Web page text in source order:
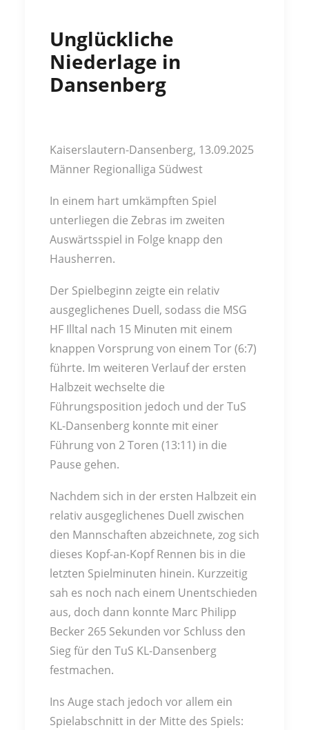
Unglückliche
Niederlage in
Dansenberg
Kaiserslautern-Dansenberg, 13.09.2025
Männer Regionalliga Südwest
In einem hart umkämpften Spiel
unterliegen die Zebras im zweiten
Auswärtsspiel in Folge knapp den
Hausherren.
Der Spielbeginn zeigte ein relativ
ausgeglichenes Duell, sodass die MSG
HF Illtal nach 15 Minuten mit einem
knappen Vorsprung von einem Tor (6:7)
führte. Im weiteren Verlauf der ersten
Halbzeit wechselte die
Führungsposition jedoch und der TuS
KL-Dansenberg konnte mit einer
Führung von 2 Toren (13:11) in die
Pause gehen.
Nachdem sich in der ersten Halbzeit ein
relativ ausgeglichenes Duell zwischen
den Mannschaften abzeichnete, zog sich
dieses Kopf-an-Kopf Rennen bis in die
letzten Spielminuten hinein. Kurzzeitig
sah es noch nach einem Unentschieden
aus, doch dann konnte Marc Philipp
Becker 265 Sekunden vor Schluss den
Sieg für den TuS KL-Dansenberg
festmachen.
Ins Auge stach jedoch vor allem ein
Spielabschnitt in der Mitte des Spiels: